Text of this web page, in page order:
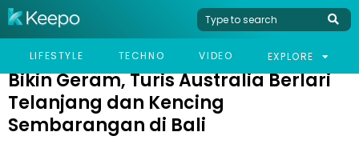
LIFESTYLE TECHNO VIDEO EXPLORE
HOME VIRAL
BIKIN GERAM, TURIS AUSTRALIA BERLARI TELANJANG DAN
Bikin Geram, Turis Australia Berlari
Telanjang dan Kencing
Sembarangan di Bali